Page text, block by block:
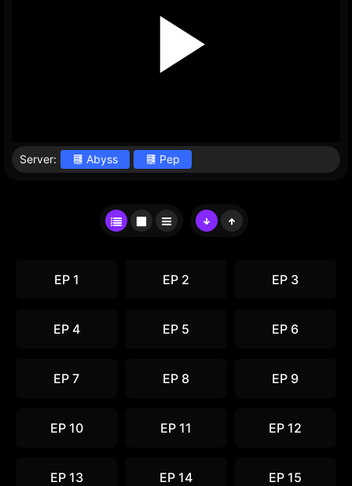
Server: Abyss Pep
EP 1 EP 2 EP 3
EP 4 EP 5 EP 6
EP 7 EP 8 EP 9
EP 10 EP 11 EP 12
EP 13 EP 14 EP 15